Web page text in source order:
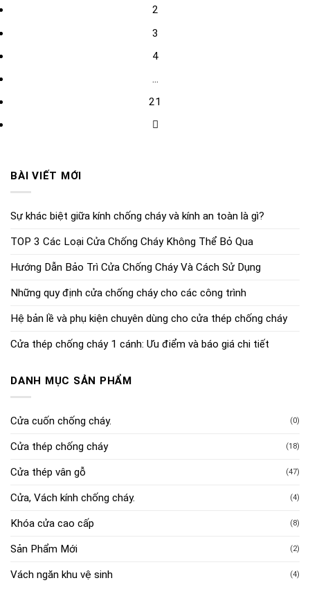
2
3
4
…
21
BÀI VIẾT MỚI
Sự khác biệt giữa kính chống cháy và kính an toàn là gì?
TOP 3 Các Loại Cửa Chống Cháy Không Thể Bỏ Qua
Hướng Dẫn Bảo Trì Cửa Chống Cháy Và Cách Sử Dụng
Những quy định cửa chống cháy cho các công trình
Hệ bản lề và phụ kiện chuyên dùng cho cửa thép chống cháy
Cửa thép chống cháy 1 cánh: Ưu điểm và báo giá chi tiết
DANH MỤC SẢN PHẨM
Cửa cuốn chống cháy. (0)
Cửa thép chống cháy (18)
Cửa thép vân gỗ (47)
Cửa, Vách kính chống cháy. (4)
Khóa cửa cao cấp (8)
Sản Phẩm Mới (2)
Vách ngăn khu vệ sinh (4)